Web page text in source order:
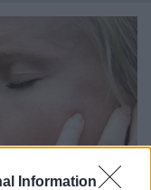
Information